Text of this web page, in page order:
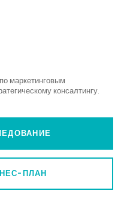
маркетинговым
консалтингу.
ПЛАН